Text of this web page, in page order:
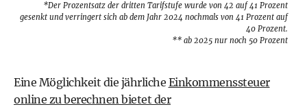
*Der Prozentsatz der dritten Tarifstufe wurde von 42 auf 41 Prozent
gesenkt und verringert sich ab dem Jahr 2024 nochmals von 41 Prozent auf
40 Prozent.
** ab 2025 nur noch 50 Prozent
Eine Möglichkeit die jährliche Einkommenssteuer
online zu berechnen bietet der